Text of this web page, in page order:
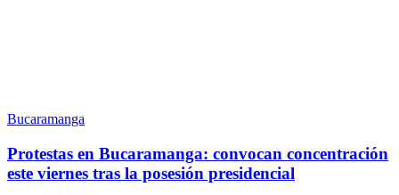
Bucaramanga
Protestas en Bucaramanga: convocan concentración
este viernes tras la posesión presidencial